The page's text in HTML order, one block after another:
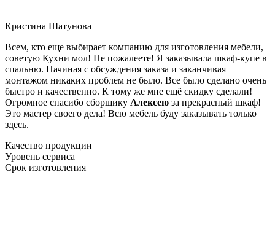
Кристина Шатунова
Всем, кто еще выбирает компанию для изготовления мебели,
советую Кухни мол! Не пожалеете! Я заказывала шкаф-купе в
спальню. Начиная с обсуждения заказа и заканчивая
монтажом никаких проблем не было. Все было сделано очень
быстро и качественно. К тому же мне ещё скидку сделали!
Огромное спасибо сборщику Алексею за прекрасный шкаф!
Это мастер своего дела! Всю мебель буду заказывать только
здесь.
Качество продукции
Уровень сервиса
Срок изготовления